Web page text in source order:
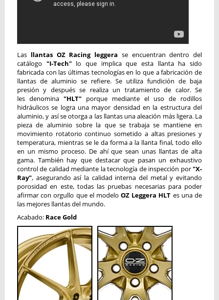
Las llantas OZ Racing leggera se encuentran dentro del
catálogo "I-Tech"lo que implica que esta llanta ha sido
fabricada con las últimas tecnologías en lo que a fabricación de
llantas de aluminio se refiere. Se utiliza fundición de baja
presión y después se realiza un tratamiento de calor. Se
les denomina "HLT" porque mediante el uso de rodillos
hidráulicos se logra una mayor densidad en la estructura del
aluminio, y así se otorga a las llantas una aleación más ligera. La
pieza de aluminio sobre la que se trabaja se mantiene en
movimiento rotatorio continuo sometido a altas presiones y
temperatura, mientras se le da forma a la llanta final, todo ello
en un mismo proceso. De ahí que sean unas llantas de alta
gama. También hay que destacar que pasan un exhaustivo
control de calidad mediante la tecnología de inspección por"X-
Ray", asegurando así la calidad interna del metal y evitando
porosidad en este, todas las pruebas necesarias para poder
afirmar con orgullo que el modeloOZ Leggera HLT es una de
las mejores llantas del mundo.
Acabado: Race Gold